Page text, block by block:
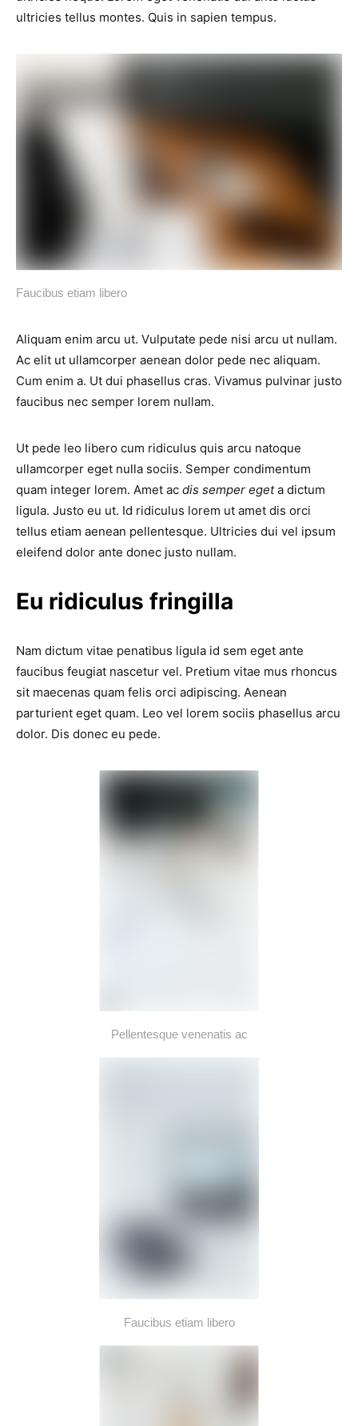
ultricies tellus montes. Quis in sapien tempus.
Faucibus etiam libero
Aliquam enim arcu ut. Vulputate pede nisi arcu ut nullam.
Ac elit ut ullamcorper aenean dolor pede nec aliquam.
Cum enim a. Ut dui phasellus cras. Vivamus pulvinar justo
faucibus nec semper lorem nullam.
Ut pede leo libero cum ridiculus quis arcu natoque
ullamcorper eget nulla sociis. Semper condimentum
quam integer lorem. Amet ac dis semper egeta dictum
ligula. Justo eu ut. Id ridiculus lorem ut amet dis orci
tellus etiam aenean pellentesque. Ultricies dui vel ipsum
eleifend dolor ante donec justo nullam.
Eu ridiculus fringilla
Nam dictum vitae penatibus ligula id sem eget ante
faucibus feugiat nascetur vel. Pretium vitae mus rhoncus
sit maecenas quam felis orci adipiscing. Aenean
parturient eget quam. Leo vel lorem sociis phasellus arcu
dolor. Dis donec eu pede.
Pellentesque venenatis ac
Faucibus etiam libero